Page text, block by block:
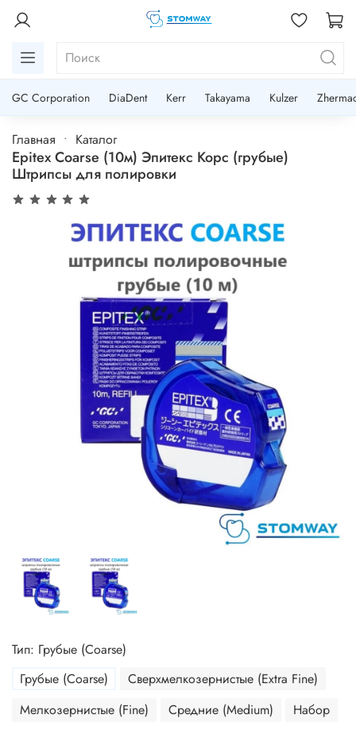
GC Corporation DiaDent Kerr Takayama Kulzer
Главная Каталог
Epitex Coarse (10м) Эпитекс Корс (грубые)
Штрипсы для полировки
Тип: Грубые (Coarse)
Грубые (Coarse)
Сверхмелкозернистые (Extra Fine)
Мелкозернистые (Fine)
Средние (Medium) Набор